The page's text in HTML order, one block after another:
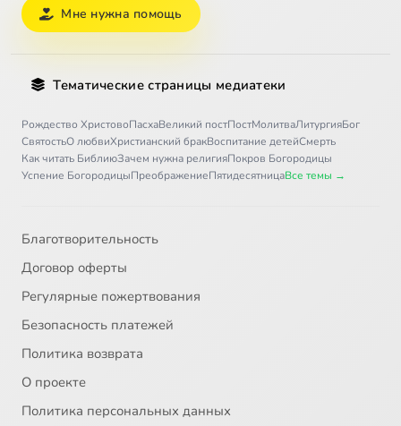
Мне нужна помощь
Тематические страницы медиатеки
Рождество ХристовоПасхаВеликий постПостМолитваЛитургияБог
СвятостьО любвиХристианский бракВоспитание детейСмерть
Как читать БиблиюЗачем нужна религияПокров Богородицы
Успение БогородицыПреображениеПятидесятницаВсе темы →
Благотворительность
Договор оферты
Регулярные пожертвования
Безопасность платежей
Политика возврата
О проекте
Политика персональных данных